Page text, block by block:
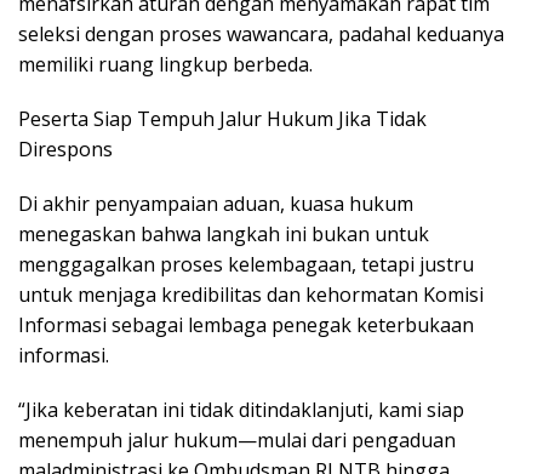
seleksi dengan proses wawancara, padahal keduanya
memiliki ruang lingkup berbeda.
Peserta Siap Tempuh Jalur Hukum Jika Tidak
Direspons
Di akhir penyampaian aduan, kuasa hukum
menegaskan bahwa langkah ini bukan untuk
menggagalkan proses kelembagaan, tetapi justru
untuk menjaga kredibilitas dan kehormatan Komisi
Informasi sebagai lembaga penegak keterbukaan
informasi.
“Jika keberatan ini tidak ditindaklanjuti, kami siap
menempuh jalur hukum—mulai dari pengaduan